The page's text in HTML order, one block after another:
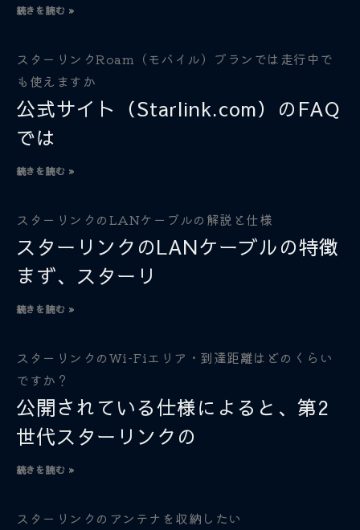
続きを読む »
スターリンクRoam（モバイル）プランでは走行中で
も使えますか
公式サイト（Starlink.com）のFAQ
では
続きを読む »
スターリンクのLANケーブルの解説と仕様
スターリンクのLANケーブルの特徴
まず、スターリ
続きを読む »
スターリンクのWi-Fiエリア・到達距離はどのくらい
ですか？
公開されている仕様によると、第2
世代スターリンクの
続きを読む »
スターリンクのアンテナを収納したい